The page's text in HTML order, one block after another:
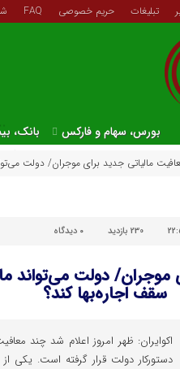
تبلیغات حریم خصوصی FAQ
بورس، سهام و فارکس بانک،
مالیاتی جدید برای موجران/ دولت
230 بازدید ۰ دیدگاه
دولت می‌تواند
سقف اجاره‌بها کند؟
اکوایران: ظهر امروز اعلام شد چند
دستورکار دولت قرار گرفته است. یکی